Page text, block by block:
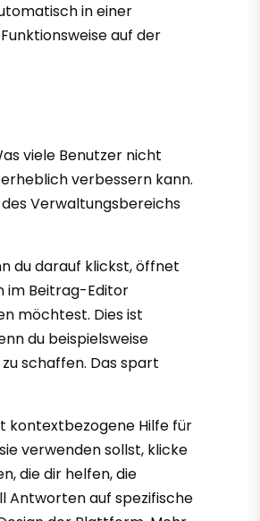
in einer
auf der
viele Benutzer nicht
verbessern kann.
Verwaltungsbereichs
du darauf klickst, öffnet
im Beitrag-Editor
möchtest. Dies ist
du beispielsweise
schaffen. Das spart
kontextbezogene Hilfe für
verwenden sollst, klicke
die dir helfen, die
Antworten auf spezifische